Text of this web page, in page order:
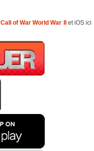
Call of War World War II
et iOS ici